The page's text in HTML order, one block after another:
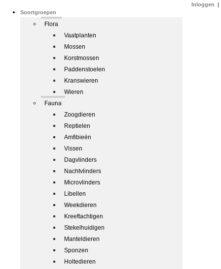
Soortgroepen
Flora
Vaatplanten
Mossen
Korstmossen
Paddenstoelen
Kranswieren
Wieren
Fauna
Zoogdieren
Reptielen
Amfibieën
Vissen
Dagvlinders
Nachtvlinders
Microvlinders
Libellen
Weekdieren
Kreeftachtigen
Stekelhuidigen
Manteldieren
Sponzen
Holtedieren
Inloggen |